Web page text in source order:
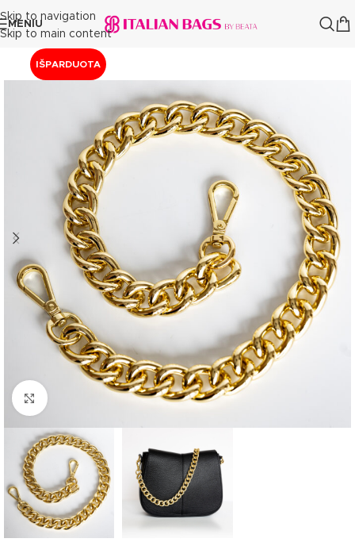
Skip to navigation
Skip to main content
MENIU
IŠPARDUOTA
Click to enlarge